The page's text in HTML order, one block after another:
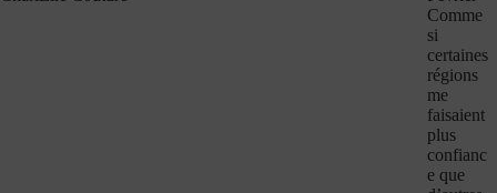
Comme
si
certaines
régions
me
faisaient
plus
confianc
e que